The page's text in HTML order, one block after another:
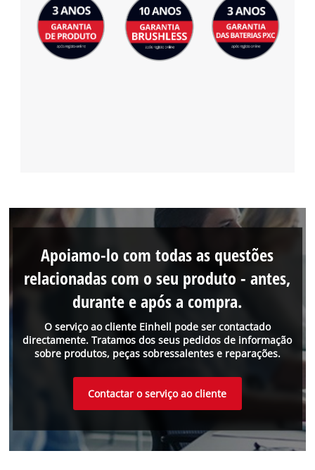
O serviço ao cliente Einhell pode ser contactado
directamente. Tratamos dos seus pedidos de informação
sobre produtos, peças sobressalentes e reparações.
Apoiamo-lo com todas as questões
relacionadas com o seu produto - antes,
durante e após a compra.
Contactar o serviço ao cliente